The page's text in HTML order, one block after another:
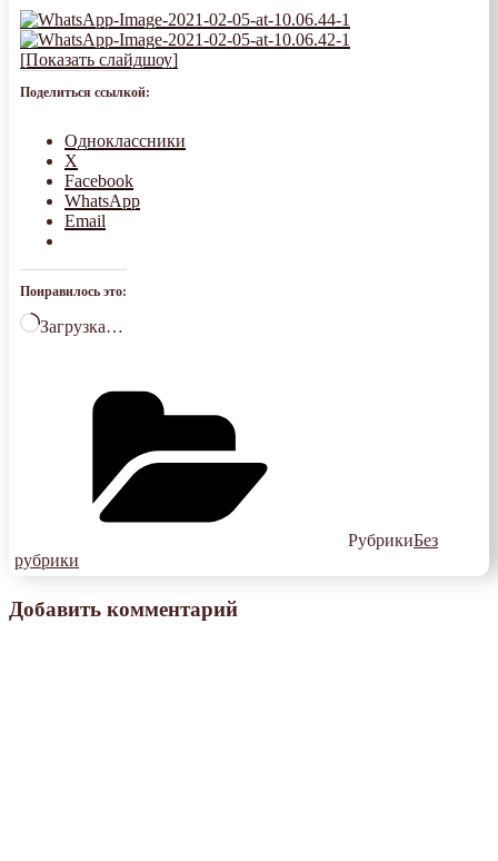
[Показать слайдшоу]
Поделиться ссылкой:
Одноклассники
X
Facebook
WhatsApp
Email
Понравилось это:
Загрузка…
РубрикиБез
рубрики
Добавить комментарий